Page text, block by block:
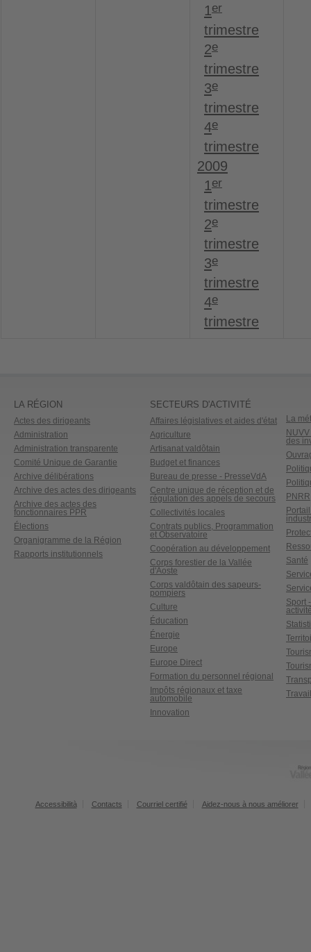
1er
trimestre
2e
trimestre
3e
trimestre
4e
trimestre
2009
1er
trimestre
2e
trimestre
3e
trimestre
4e
trimestre
LA RÉGION
Actes des dirigeants
Administration
Administration transparente
Comité Unique de Garantie
Archive délibérations
Archive des actes des dirigeants
Archive des actes des
fonctionnaires PPR
Élections
Organigramme de la Région
Rapports institutionnels
SECTEURS D'ACTIVITÉ
Affaires législatives et aides d'état
Agriculture
Artisanat valdôtain
Budget et finances
Bureau de presse - PresseVdA
Centre unique de réception et de
régulation des appels de secours
Collectivités locales
Contrats publics, Programmation
et Observatoire
Coopération au développement
Corps forestier de la Vallée
d'Aoste
Corps valdôtain des sapeurs-
pompiers
Culture
Éducation
Énergie
Europe
Europe Direct
Formation du personnel régional
Impôts régionaux et taxe
automobile
Innovation
La
des
PNRR
Santé
Sport
Travail
Accessibilità Contacts Courriel certifié Aidez-nous à nous améliorer